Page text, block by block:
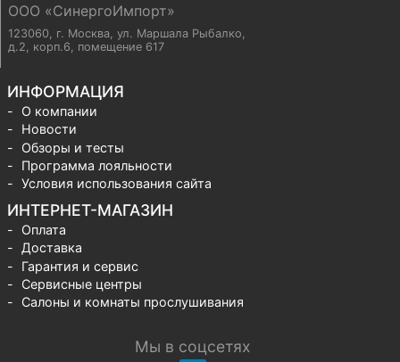
ООО «СинергоИмпорт»
123060, г. Москва ул. Маршала Рыбалко,
д.2, корп.6, помещение 617
ИНФОРМАЦИЯ
О компании
Новости
Обзоры и тесты
Программа лояльности
Условия использования сайта
ИНТЕРНЕТ-МАГАЗИН
Оплата
Доставка
Гарантия и сервис
Сервисные центры
Салоны и комнаты прослушивания
Мы в соцсетях